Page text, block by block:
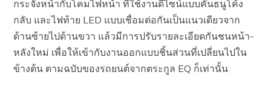
กระจังหน้ากับโคมไฟหน้า ที่ใช้งานดีไซน์แบบคันธนูโค้ง
กลับ และไฟท้าย LED แบบเชื่อมต่อกันเป็นแนวเดียวจาก
ด้านซ้ายไปด้านขวา แล้วมีการปรับรายละเอียดกันชนหน้า-
หลังใหม่ เพื่อให้เข้ากับงานออกแบบชิ้นส่วนที่เปลี่ยนไปใน
ข้างต้น ตามฉบับของรถยนต์จากตระกูล EQ ก็เท่านั้น